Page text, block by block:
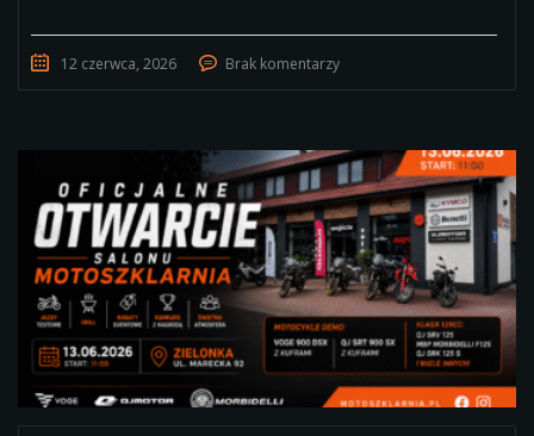
12 czerwca, 2026 Brak komentarzy